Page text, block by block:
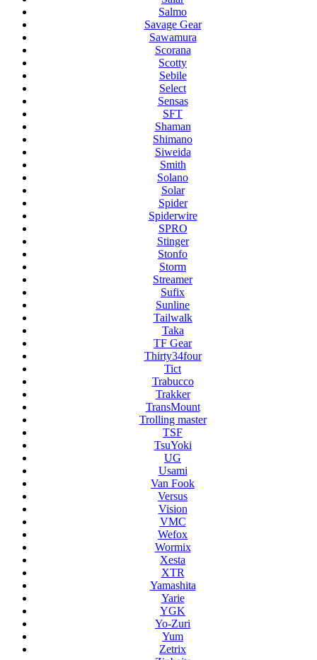
Salmo
Savage Gear
Sawamura
Scorana
Scotty
Sebile
Select
Sensas
SFT
Shaman
Shimano
Siweida
Smith
Solano
Solar
Spider
Spiderwire
SPRO
Stinger
Stonfo
Storm
Streamer
Sufix
Sunline
Tailwalk
Taka
TF Gear
Thirty34four
Tict
Trabucco
Trakker
TransMount
Trolling master
TSF
TsuYoki
UG
Usami
Van Fook
Versus
Vision
VMC
Wefox
Wormix
Xesta
XTR
Yamashita
Yarie
YGK
Yo-Zuri
Yum
Zetrix